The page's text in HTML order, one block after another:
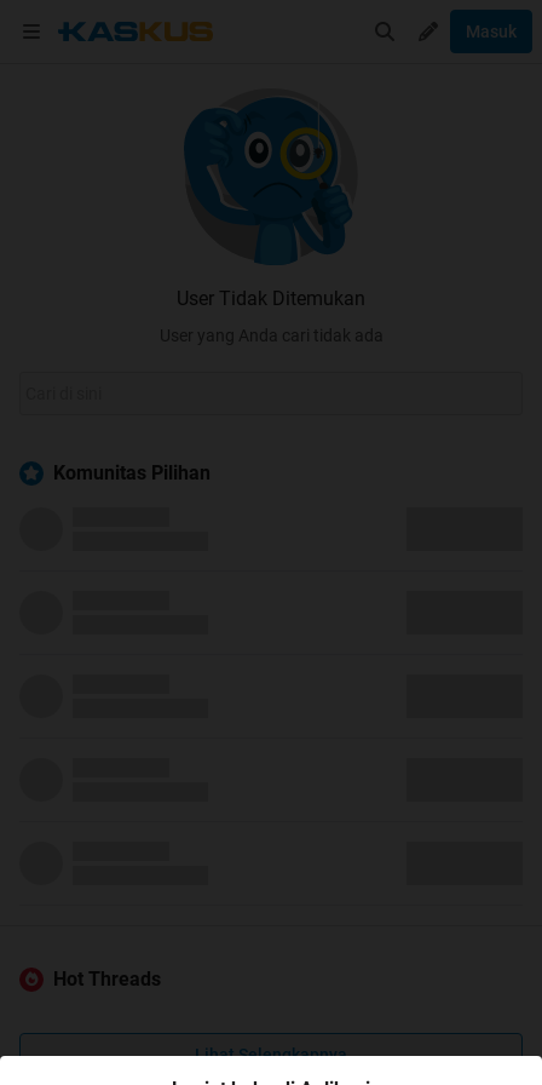
Masuk
User Tidak Ditemukan
User yang Anda cari tidak ada
Komunitas Pilihan
Hot Threads
Lihat Selengkapnya